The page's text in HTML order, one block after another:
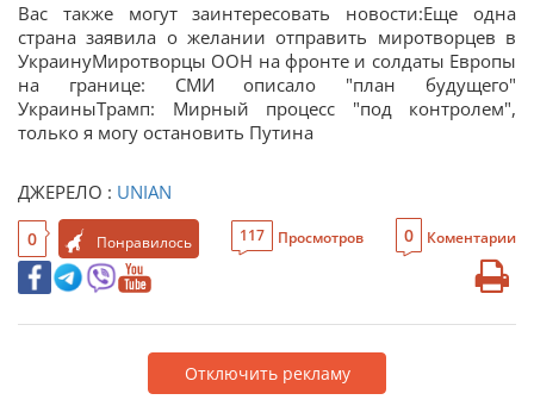
Вас также могут заинтересовать новости:Еще одна
страна заявила о желании отправить миротворцев в
УкраинуМиротворцы ООН на фронте и солдаты Европы
на границе: СМИ описало "план будущего"
УкраиныТрамп: Мирный процесс "под контролем",
только я могу остановить Путина
ДЖЕРЕЛО : UNIAN
0 Понравилось 117 Просмотров 0 Коментарии
Отключить рекламу